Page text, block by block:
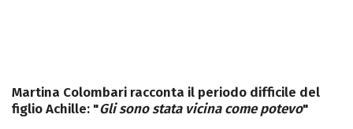
Martina Colombari racconta il periodo difficile del
figlio Achille: "Gli sono stata vicina come potevo"